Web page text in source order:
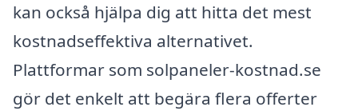
kan också hjälpa dig att hitta det mest
kostnadseffektiva alternativet.
Plattformar som solpaneler-kostnad.se
gör det enkelt att begära flera offerter